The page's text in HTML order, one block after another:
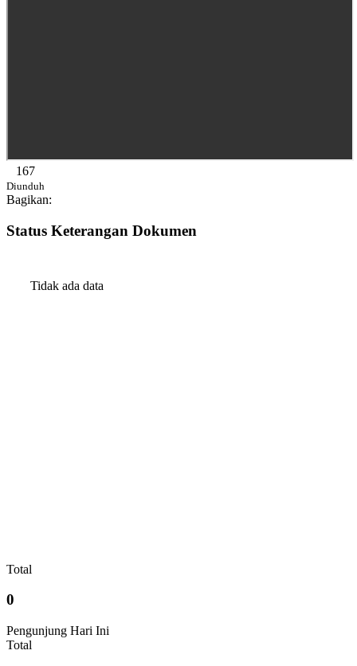
167
Diunduh
Bagikan:
Status Keterangan Dokumen
Tidak ada data
Total
0
Pengunjung Hari Ini
Total